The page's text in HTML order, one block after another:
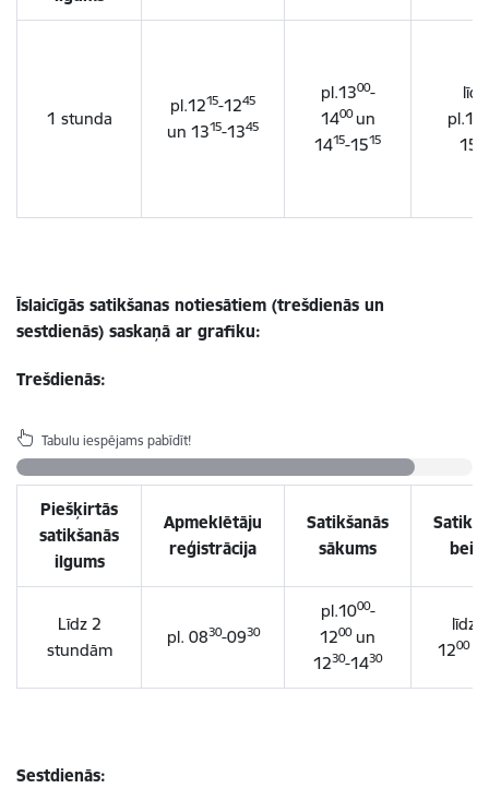
1 stunda
pl.1215-1245
un 1315-1345
pl.1300-
1400 un
1415-1515
līdz
pl.14
15
Īslaicīgās satikšanas notiesātiem (trešdienās un
sestdienās) saskaņā ar grafiku:
Trešdienās:
Tabulu iespējams pabīdīt!
Piešķirtās
satikšanās
ilgums
Apmeklētāju
reģistrācija
Satikšanās
sākums
Līdz 2
stundām
pl. 0830-0930
pl.1000-
1200un
1230-1430
līdz
1200-
Sestdienās: